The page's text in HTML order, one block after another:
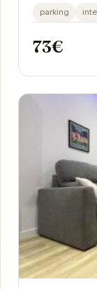
inoubliable.
parking
73€